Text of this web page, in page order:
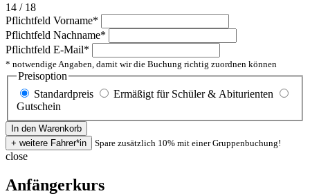
14 / 18
Pflichtfeld Vorname*
Pflichtfeld Nachname*
Pflichtfeld E-Mail*
* notwendige Angaben, damit wir die Buchung richtig zuordnen können
Preisoption
Standardpreis
Ermäßigt für Schüler & Abiturienten
Gutschein
Spare zusätzlich 10% mit einer Gruppenbuchung!
close
Anfängerkurs